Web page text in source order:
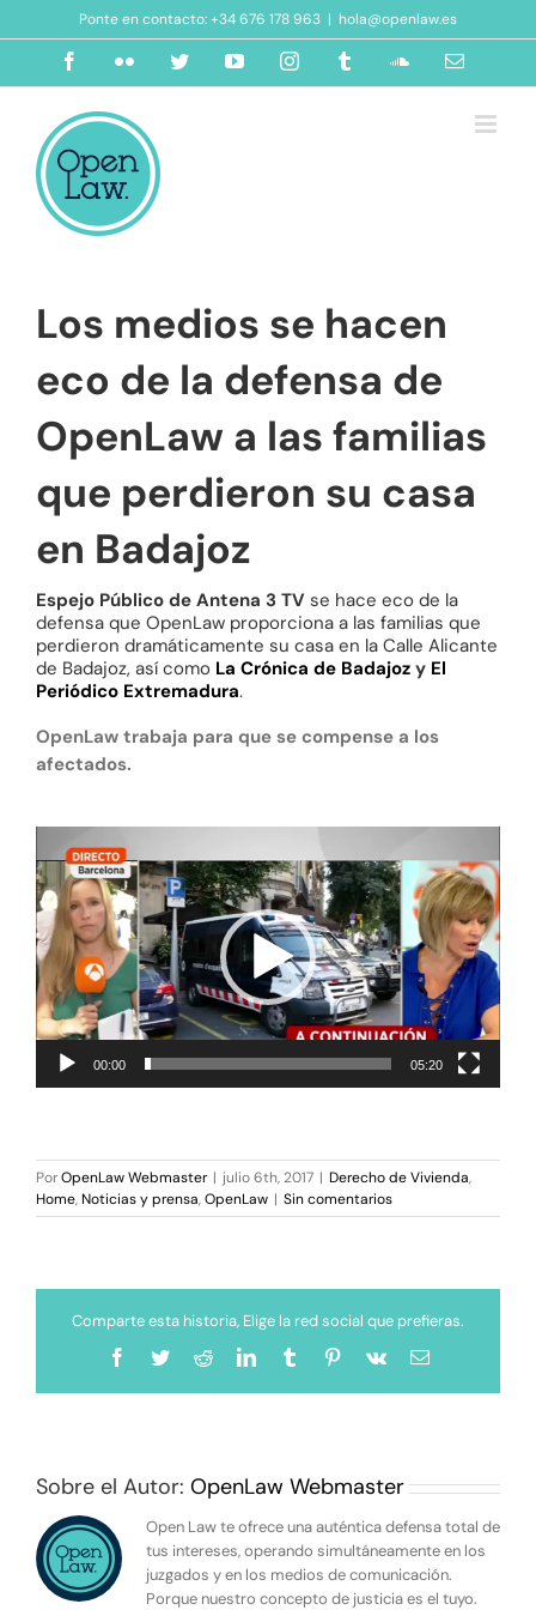
al
contenido
Ponte en contacto: +34 676 178 963 | hola@openlaw.es
FacebookFlickr TwitterYouTubeInstagramTumblrSoundCloud
Correo
Los medios se hacen
eco de la defensa de
OpenLaw a las familias
que perdieron su casa
en Badajoz
Espejo Público de Antena 3 TV se hace eco de la
defensa que OpenLaw proporciona a las familias que
perdieron dramáticamente su casa en la Calle Alicante
de Badajoz, así como La Crónica de Badajoz y El
Periódico Extremadura.
OpenLaw trabaja para que se compense a los
afectados.
de
vídeo
00:00 05:20
PorOpenLaw Webmaster | julio 6th, 2017 | Derecho de Vivienda,
Home,Noticias y prensa,OpenLaw | Sin comentarios
Comparte esta historia, Elige la red social que prefieras.
Facebook
TwitterRedditLinkedInTumblrPinterest
Vk
Correo
Sobre el Autor: OpenLaw Webmaster
Open Law te ofrece una auténtica defensa total de
tus intereses, operando simultáneamente en los
juzgados y en los medios de comunicación.
Porque nuestro concepto de justicia es el tuyo.